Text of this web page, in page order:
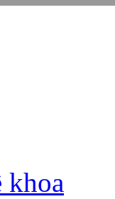
khoa